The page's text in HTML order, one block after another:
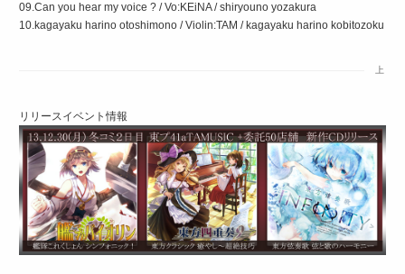
09.Can you hear my voice ? / Vo:KEiNA / shiryouno yozakura
10.kagayaku harino otoshimono / Violin:TAM / kagayaku harino kobitozoku
上
リリースイベント情報